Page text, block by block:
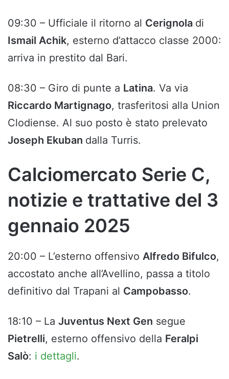
09:30 – Ufficiale il ritorno al Cerignola di
Ismail Achik, esterno d’attacco classe 2000:
arriva in prestito dal Bari.
08:30 – Giro di punte a Latina. Va via
Riccardo Martignago, trasferitosi alla Union
Clodiense. Al suo posto è stato prelevato
Joseph Ekuban dalla Turris.
Calciomercato Serie C,
notizie e trattative del 3
gennaio 2025
20:00 – L’esterno offensivo Alfredo Bifulco,
accostato anche all’Avellino, passa a titolo
definitivo dal Trapani al Campobasso.
18:10 – La Juventus Next Gen segue
Pietrelli, esterno offensivo della Feralpi
Salò: i dettagli.